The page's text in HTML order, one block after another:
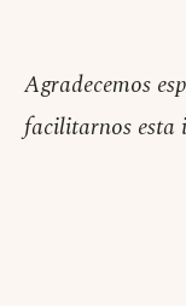
Agradecemos
facilitarnos esta